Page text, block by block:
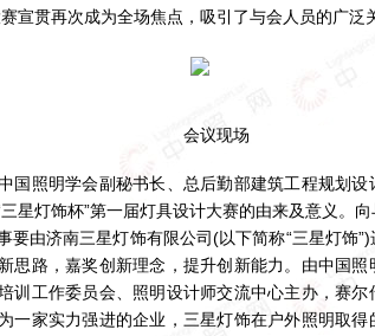
宣贯再次成为全场焦点，吸引了与会人员的广泛
会议现场
照明学会副秘书长、总后勤部建筑工程规划设
星灯饰杯”第一届灯具设计大赛的由来及意义。
要由济南三星灯饰有限公司(以下简称“三星灯饰
思路，嘉奖创新理念，提升创新能力。由中国照
训工作委员会、照明设计师交流中心主办，赛尔
一家实力强进的企业，三星灯饰在户外照明取得